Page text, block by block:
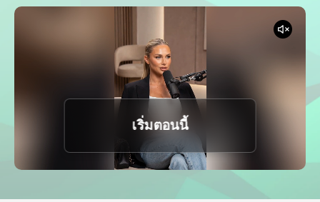
▼
ดูทุกเครื่องมือ
เทมเพลต
เริ่มตอนนี้